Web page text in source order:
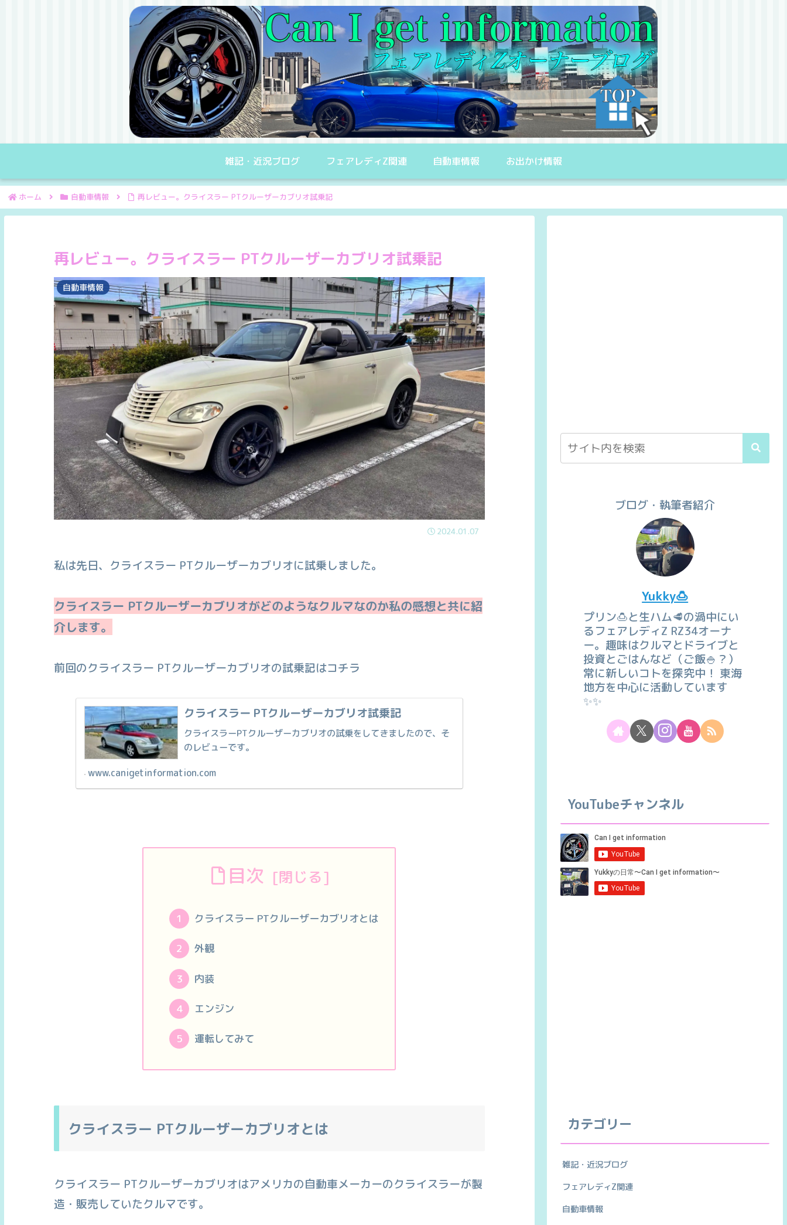
雑記・近況ブログ フェアレディZ関連 自動車情報 お出かけ情報
ホーム 自動車情報 再レビュー。クライスラー PTクルーザーカブリオ試乗記
再レビュー。クライスラー PTクルーザーカブリオ試乗記
自動車情報
2024.01.07
私は先日、クライスラー PTクルーザーカブリオに試乗しました。
クライスラー PTクルーザーカブリオがどのようなクルマなのか私の感想と共に紹
介します。
前回のクライスラー PTクルーザーカブリオの試乗記はコチラ
クライスラー PTクルーザーカブリオ試乗記
クライスラーPTクルーザーカブリオの試乗をしてきましたので、そ
のレビューです。
www.canigetinformation.com
目次
クライスラー PTクルーザーカブリオとは
外観
内装
エンジン
運転してみて
クライスラー PTクルーザーカブリオとは
クライスラー PTクルーザーカブリオはアメリカの自動車メーカーのクライスラーが製
造・販売していたクルマです。
ブログ・執筆者紹介
Yukky🍮
プリン🍮と生ハム🥩の渦中にい
るフェアレディZ RZ34オーナ
ー。趣味はクルマとドライブと
投資とごはんなど（ご飯🍚？）
常に新しいコトを探究中！ 東海
地方を中心に活動しています
✨✨
YouTubeチャンネル
カテゴリー
雑記・近況ブログ
フェアレディZ関連
自動車情報